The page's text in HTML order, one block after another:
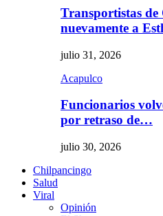
Transportistas
nuevamente a
julio 31, 2026
Acapulco
Funcionarios
por retraso de…
julio 30, 2026
Chilpancingo
Salud
Viral
Opinión